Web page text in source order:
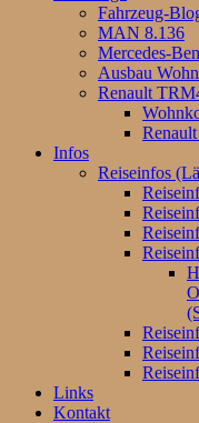
Fahrzeug-
MAN 8.136
Mercedes-
Ausbau
Renault
Infos
Reiseinfos
Links
Kontakt